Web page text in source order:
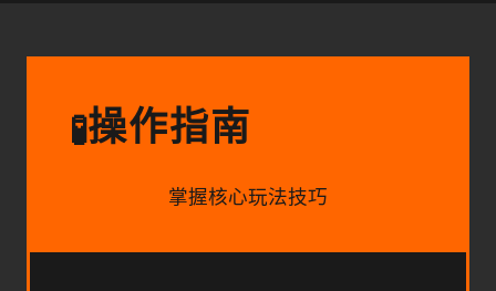
🧪操作指南
掌握核心玩法技巧